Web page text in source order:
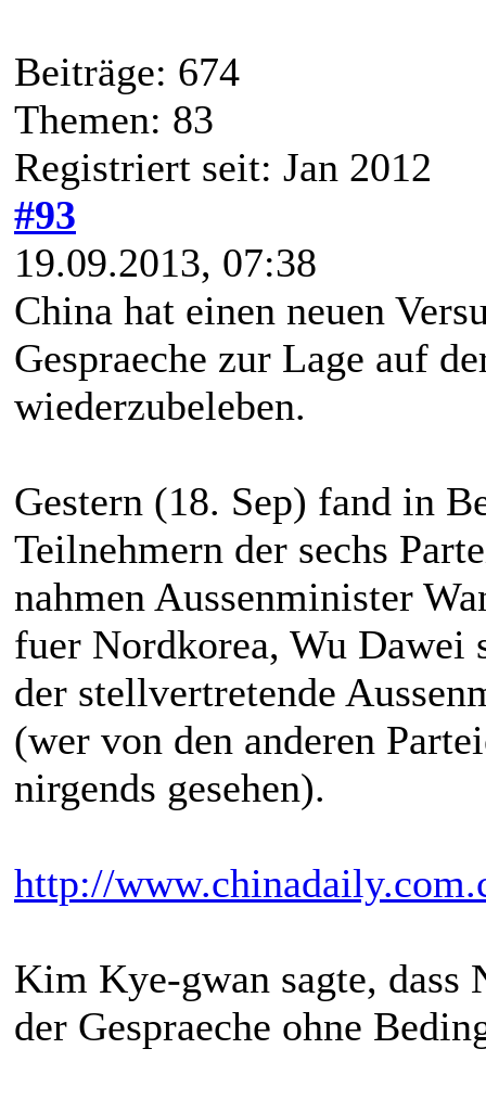
Beiträge: 674
Themen: 83
Registriert seit: Jan 2012
#93
19.09.2013, 07:38
China hat einen neuen
Gespraeche zur Lage auf
wiederzubeleben.
Gestern (18. Sep) fand in
Teilnehmern der sechs
nahmen Aussenminister
fuer Nordkorea, Wu Dawei
der stellvertretende
(wer von den anderen
nirgends gesehen).
http://
Kim Kye-gwan sagte, dass
der Gespraeche ohne